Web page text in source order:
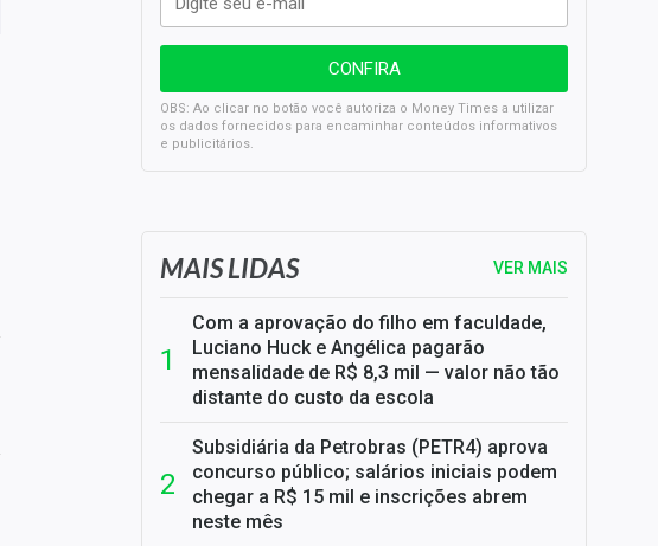
OBS: Ao clicar no botão você autoriza o Money Times a utilizar
os dados fornecidos para encaminhar conteúdos informativos
e publicitários.
SELIC em 14%: A repercussão da decisão sobre os JUROS
MAIS LIDAS VER MAIS
Com a aprovação do filho em faculdade,
Luciano Huck e Angélica pagarão
mensalidade de R$ 8,3 mil — valor não tão
distante do custo da escola
Subsidiária da Petrobras (PETR4) aprova
concurso público; salários iniciais podem
chegar a R$ 15 mil e inscrições abrem
neste mês